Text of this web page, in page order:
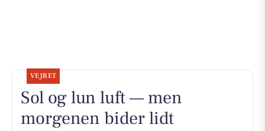
VEJRET
Sol og lun luft — men
morgenen bider lidt